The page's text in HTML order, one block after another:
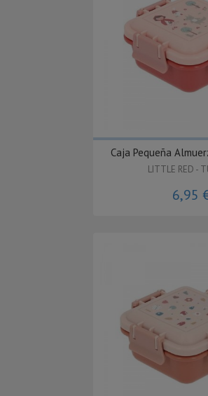
Caja Pequeña
LITTLE RED -
6,95